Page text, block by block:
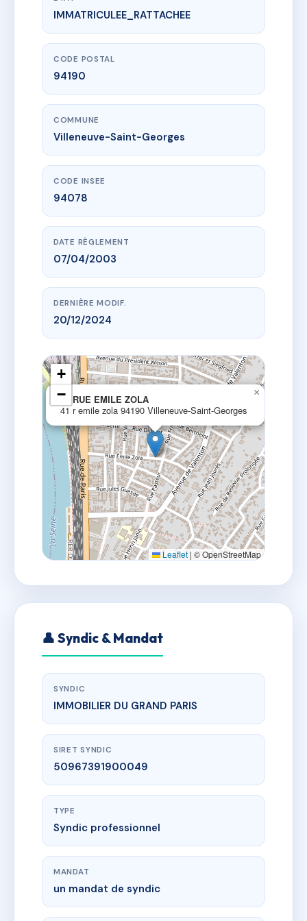
www.vme.plus/AC6451769
41 RUE EMILE ZOLA
41 r emile zola94190 Villeneuve-Saint-Georges
IMMATRICULEE_RATTACHEE
CODE POSTAL
94190
COMMUNE
Villeneuve-Saint-Georges
CODE INSEE
94078
DATE RÈGLEMENT
07/04/2003
DERNIÈRE MODIF.
20/12/2024
41 RUE EMILE ZOLA
41 r emile zola 94190 Villeneuve-Saint-Georges
×
+
−
Leaflet | © OpenStreetMap
👤 Syndic & Mandat
SYNDIC
IMMOBILIER DU GRAND PARIS
SIRET SYNDIC
50967391900049
TYPE
Syndic professionnel
MANDAT
un mandat de syndic